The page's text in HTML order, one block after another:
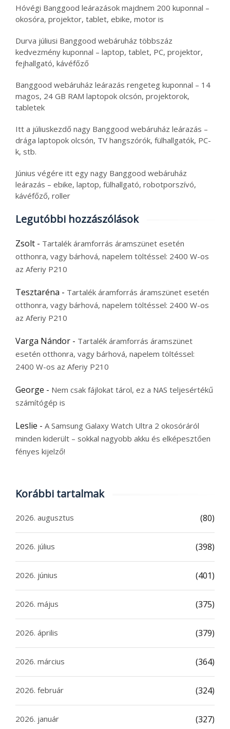
Hóvégi Banggood leárazások majdnem 200 kuponnal –
okosóra, projektor, tablet, ebike, motor is
Durva júliusi Banggood webáruház többszáz
kedvezmény kuponnal – laptop, tablet, PC, projektor,
fejhallgató, kávéfőző
Banggood webáruház leárazás rengeteg kuponnal – 14
magos, 24 GB RAM laptopok olcsón, projektorok,
tabletek
Itt a júliuskezdő nagy Banggood webáruház leárazás –
drága laptopok olcsón, TV hangszórók, fülhallgatók, PC-
k, stb.
Június végére itt egy nagy Banggood webáruház
leárazás – ebike, laptop, fülhallgató, robotporszívó,
kávéfőző, roller
Legutóbbi hozzászólások
Zsolt - Tartalék áramforrás áramszünet esetén
otthonra, vagy bárhová, napelem töltéssel: 2400 W-os
az Aferiy P210
Tesztaréna - Tartalék áramforrás áramszünet esetén
otthonra, vagy bárhová, napelem töltéssel: 2400 W-os
az Aferiy P210
Varga Nándor - Tartalék áramforrás áramszünet
esetén otthonra, vagy bárhová, napelem töltéssel:
2400 W-os az Aferiy P210
George - Nem csak fájlokat tárol, ez a NAS teljesértékű
számítógép is
Leslie - A Samsung Galaxy Watch Ultra 2 okosóráról
minden kiderült – sokkal nagyobb akku és elképesztően
fényes kijelző!
Korábbi tartalmak
2026. augusztus (80)
2026. július (398)
2026. június (401)
2026. május (375)
2026. április (379)
2026. március (364)
2026. február (324)
2026. január (327)